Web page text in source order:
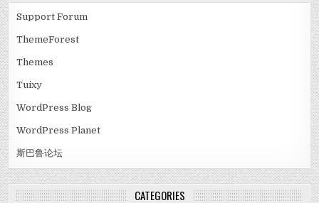
Support Forum
ThemeForest
Themes
Tuixy
WordPress Blog
WordPress Planet
斯巴鲁论坛
CATEGORIES